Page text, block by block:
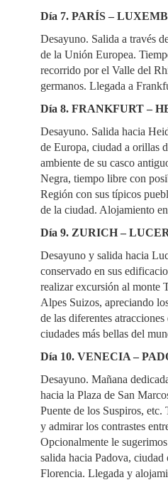
Día 7. PARÍS –
Desayuno. Salida a través
de la Unión Europea.
recorrido por el Valle del
germanos. Llegada a
Día 8. FRANKFURT –
Desayuno. Salida hacia
de Europa, ciudad a orillas
ambiente de su casco
Negra, tiempo libre con
Región con sus típicos
de la ciudad. Alojamiento
Día 9. ZURICH –
Desayuno y salida hacia
conservado en sus
realizar excursión al monte
Alpes Suizos, apreciando
de las diferentes
ciudades más bellas del
Día 10. VENECIA –
Desayuno. Mañana
hacia la Plaza de San
Puente de los Suspiros, etc.
y admirar los contrastes
Opcionalmente le
salida hacia Padova,
Florencia. Llegada y